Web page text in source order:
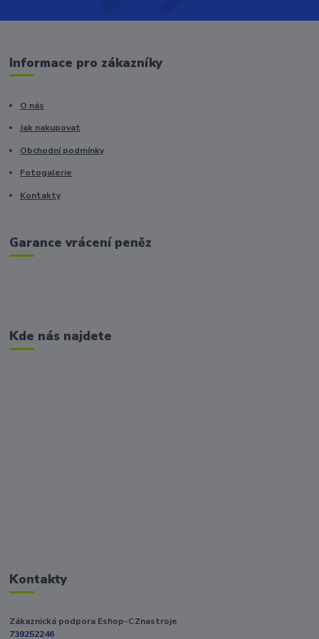
Informace pro zákazníky
O nás
Jak nakupovat
Obchodní podmínky
Fotogalerie
Kontakty
Garance vrácení peněz
Kde nás najdete
Kontakty
Zákaznická podpora Eshop-CZnastroje
739252246